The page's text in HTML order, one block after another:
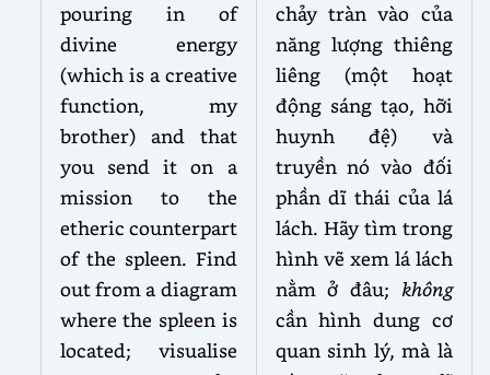
pouring in of
divine energy
(which is a creative
function, my
brother) and that
you send it on a
mission to the
etheric counterpart
of the spleen. Find
out from a diagram
where the spleen is
located; visualise
chảy tràn vào của
năng lượng thiêng
liêng (một hoạt
động sáng tạo, hỡi
huynh đệ) và
truyền nó vào đối
phần dĩ thái của lá
lách. Hãy tìm trong
hình vẽ xem lá lách
nằm ở đâu; không
cần hình dung cơ
quan sinh lý, mà là